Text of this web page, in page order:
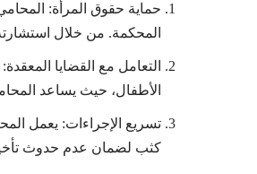
حماية حقوق المرأة:
المحكمة. من خلال
التعامل مع القضايا
الأطفال، حيث يساعد
تسريع الإجراءات: يعمل
كثب لضمان عدم حدوث